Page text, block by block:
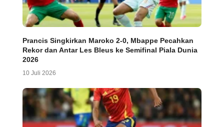
Prancis Singkirkan Maroko 2-0, Mbappe Pecahkan
Rekor dan Antar Les Bleus ke Semifinal Piala Dunia
2026
10 Juli 2026